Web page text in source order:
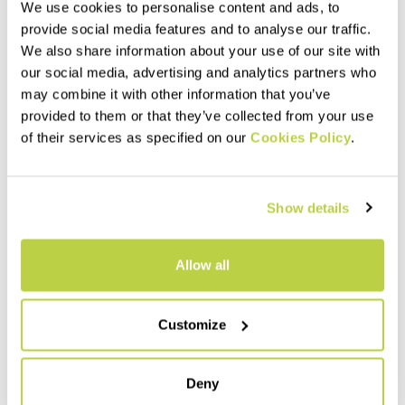
We use cookies to personalise content and ads, to
provide social media features and to analyse our traffic.
We also share information about your use of our site with
our social media, advertising and analytics partners who
may combine it with other information that you’ve
provided to them or that they’ve collected from your use
of their services as specified on our Cookies Policy.
Show details
Allow all
Customize
Deny
Outdoor-Aktivitäten. Mit
EASYFRIZZ T-SHIRT
besonders angenehmem
Perfekt für Outdoor-
Freizeitbekleidung im
navigate_before